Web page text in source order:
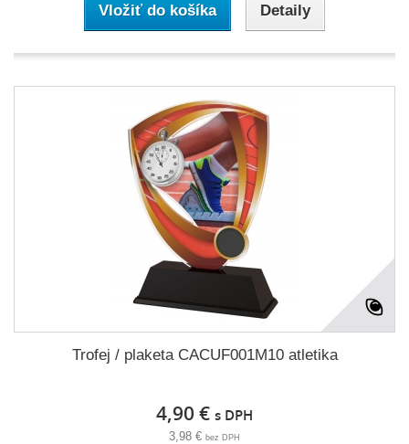
Vložiť do košíka Detaily
Trofej / plaketa CACUF001M10 atletika
4,90 € s DPH
3,98 € bez DPH